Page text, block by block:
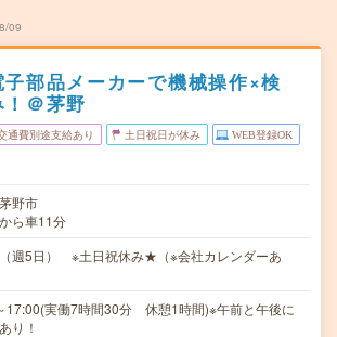
09
部品メーカーで機械操作×検
＠茅野
通費別途支給あり 土日祝日が休み WEB登録OK
野市
ら車11分
週5日） ※土日祝休み★（※会社カレンダーあ
17:00(実働7時間30分 休憩1時間)※午前と午後に
り！